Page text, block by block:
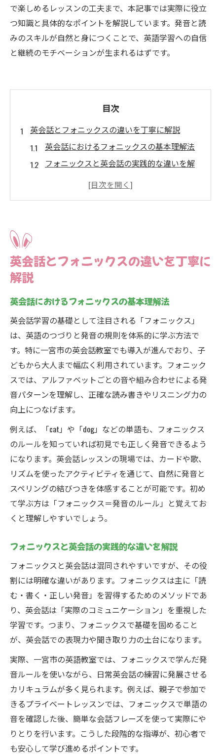
で楽しめるレッスンの工夫まで、本記事では実際に役立
つ知識と具体的なポイントを解説しています。発音と読
みのスキルが自然と身につくことで、英語学習への自信
と継続のモチベーションが生まれるはずです。
目次
英会話とフォニックスの違いを丁寧に解説
英会話におけるフォニックスの基本理解法
フォニックスと英会話の実践的な違いを解
一宮市で親子一緒に始める英会話入門
は
英会話初心者親子におすすめの学習スタイ
ル
親子で続けやすい英会話レッスンの工夫
親子英会話が育むコミュニケーション力
フォニックス勉強法の基本を実践から学ぶ
英会話に活きるフォニックス練習の具体例
フォニックス勉強法で発音と読みの基礎習
得
フォニックスのルールを英会話でどう活用
するか
英会話初級者向けフォニックス練習法とは
実践的フォニックスで英会話力を伸ばす方
法
英会話を子どもも大人も安心して学ぶ工夫
年齢を問わず続けやすい英会話学習の秘訣
親子で取り組める英会話の基本ステップ
英会話学習法で大切なフォニックスの使い
方
子どもも大人も楽しく続く英会話レッスン
一宮市で見つけるフォニックス対応の場所
英会話とフォニックスに強い教室の見分け
方
一宮市でフォニックス対応の英会話教室を
探す
親子参加OKなフォニックス英会話教室の特
英会話とフォニックスの違いを丁寧に
解説
英会話におけるフォニックスの基本理解法
英会話学習の基礎として注目される「フォニックス」
は、英語のつづりと発音の規則を体系的に学ぶ方法で
す。特に一宮市の英会話教室でも導入が進んでおり、子
どもから大人まで幅広く利用されています。フォニック
スでは、アルファベットごとの音や組み合わせによる発
音パターンを理解し、正確な読み書きやリスニング力の
向上につなげます。
例えば、「cat」や「dog」などの単語も、フォニックス
のルールを知っていれば初見でも正しく発音できるよう
になります。英会話レッスンの現場では、カードや歌、
リズムを使ったアクティビティを通じて、自然に発音と
スペリングの結びつきを体感することが可能です。初め
て学ぶ方は「フォニックス＝発音のルール」と覚えてお
くと理解しやすいでしょう。
フォニックスと英会話の実践的な違いを解説
フォニックスと英会話は混同されやすいですが、その役
割には明確な違いがあります。フォニックスは主に「読
む・書く・正しい発音」を習得するためのメソッドであ
り、英会話は「実際のコミュニケーション」を重視した
学習です。つまり、フォニックスで基礎を固めること
が、英会話での表現力や聞き取り力の土台になります。
実際、一宮市の英語教室では、フォニックスで学んだ発
音ルールを使いながら、日常英会話の練習に発展させる
カリキュラムが多く見られます。例えば、親子で参加で
きるプライベートレッスンでは、フォニックスで単語の
音を確認した後、簡単な会話フレーズを使って実際にや
りとりを行います。こうした段階的な指導が、初心者で
も安心して学び進めるポイントです。